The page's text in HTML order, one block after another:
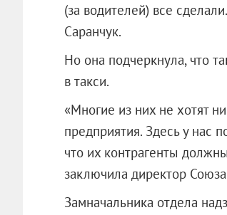
(за водителей) все
Саранчук.
Но она подчеркнула, что
в такси.
«Многие из них не хотят
предприятия. Здесь у нас
что их контрагенты
заключила директор
Замначальника отдела